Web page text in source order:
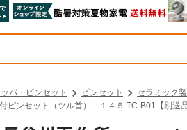
パ・ピンセット ピンセット
セラミック
ピンセット（ツル首） １４５ TC-B01【別送品